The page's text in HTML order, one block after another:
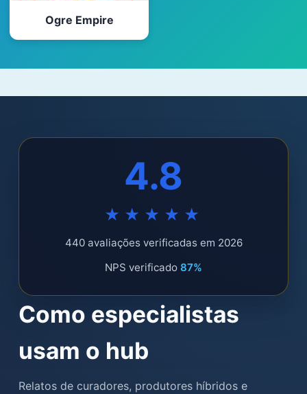
Ogre Empire
4.8
★★★★★
440 avaliações verificadas em 2026
NPS verificado 87%
Como especialistas
usam o hub
Relatos de curadores, produtores híbridos e